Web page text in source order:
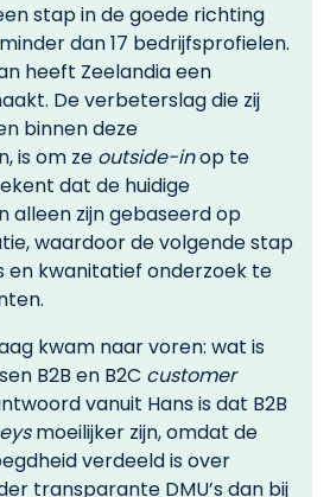
stap in de goede richting
dan 17 bedrijfsprofielen.
heeft Zeelandia een
De verbeterslag die zij
binnen deze
is om ze outside-inop te
dat de huidige
alleen zijn gebaseerd op
waardoor de volgende stap
en kwanitatief onderzoek te
kwam naar voren: wat is
B2B en B2C customer
vanuit Hans is dat B2B
moeilijker zijn, omdat de
verdeeld is over
transparante DMU’s dan bij